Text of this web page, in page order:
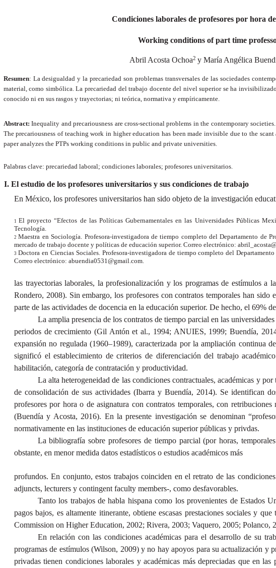
Condiciones laborales de profesores por hora
Working conditions of part time
Abril Acosta Ochoa2y María Angélica
Resumen: La desigualdad y la precariedad son problemas transversales de las sociedades
material, como simbólica. La precariedad del trabajo docente del nivel superior se ha
conocido ni en sus rasgos y trayectorias; ni teórica, normativa y empíricamente.
Abstract:Inequality and precariousness are cross-sectional problems in the contemporary
The precariousness of teaching work in higher education has been made invisible due to the
paper analyzes the PTPs working conditions in public and private universities.
Palabras clave: precariedad laboral; condiciones laborales; profesores universitarios.
El estudio de los profesores universitarios y sus condiciones de trabajo
En México, los profesores universitarios han sido objeto de la investigación
1El proyecto “Efectos de las Políticas Gubernamentales en las Universidades Públicas
Tecnología.
2Maestra en Sociología. Profesora-investigadora de tiempo completo del Departamento
mercado de trabajo docente y políticas de educación superior. Correo electrónico:
3 Doctora en Ciencias Sociales. Profesora-investigadora de tiempo completo del
Correo electrónico: abuendia0531@gmail.com.
las trayectorias laborales, la profesionalización y los programas de estímulos
Rondero, 2008). Sin embargo, los profesores con contratos temporales han
parte de las actividades de docencia en la educación superior. De hecho, el
La amplia presencia de los contratos de tiempo parcial en las
periodos de crecimiento (Gil Antón et al., 1994; ANUIES, 1999; Buendía,
expansión no regulada (1960–1989), caracterizada por la ampliación continua
significó el establecimiento de criterios de diferenciación del trabajo
habilitación, categoría de contratación y productividad.
La alta heterogeneidad de las condiciones contractuales, académicas y
de consolidación de sus actividades (Ibarra y Buendía, 2014). Se identifican
profesores por hora o de asignatura con contratos temporales, con
(Buendía y Acosta, 2016). En la presente investigación se denominan
normativamente en las instituciones de educación superior públicas y privdas.
La bibliografía sobre profesores de tiempo parcial (por horas,
obstante, en menor medida datos estadísticos o estudios académicos más
profundos. En conjunto, estos trabajos coinciden en el retrato de las
adjuncts, lecturers y contingent faculty members-, como desfavorables.
Tanto los trabajos de habla hispana como los provenientes de Estados
pagos bajos, es altamente itinerante, obtiene escasas prestaciones sociales y
Commission on Higher Education, 2002; Rivera, 2003; Vaquero, 2005;
En relación con las condiciones académicas para el desarrollo de su
programas de estímulos (Wilson, 2009) y no hay apoyos para su actualización
privadas tienen condiciones laborales y académicas más depreciadas que en